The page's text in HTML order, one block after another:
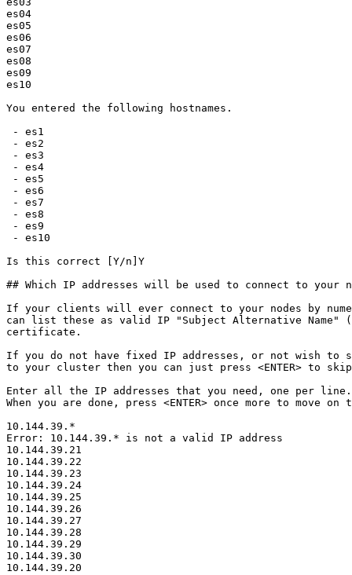
es04
es05
es06
es07
es08
es09
es10
You entered the following hostnames.
- es1
- es2
- es3
- es4
- es5
- es6
- es7
- es8
- es9
- es10
Is this correct [Y/n]Y
## Which IP addresses will be used to connect to your
If your clients will ever connect to your nodes by
can list these as valid IP "Subject Alternative Name"
certificate.
If you do not have fixed IP addresses, or not wish to
to your cluster then you can just press <ENTER> to
Enter all the IP addresses that you need, one per line.
When you are done, press <ENTER> once more to move
10.144.39.*
Error: 10.144.39.* is not a valid IP address
10.144.39.21
10.144.39.22
10.144.39.23
10.144.39.24
10.144.39.25
10.144.39.26
10.144.39.27
10.144.39.28
10.144.39.29
10.144.39.30
10.144.39.20